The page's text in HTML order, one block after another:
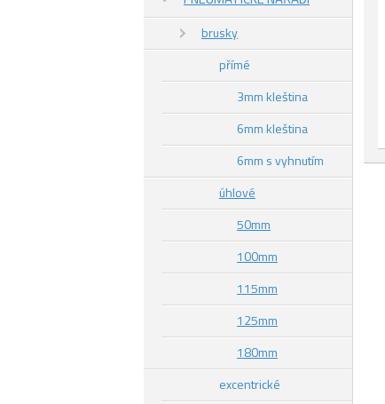
brusky
přímé
3mm kleština
6mm kleština
6mm s vyhnutím
úhlové
50mm
100mm
115mm
125mm
180mm
excentrické